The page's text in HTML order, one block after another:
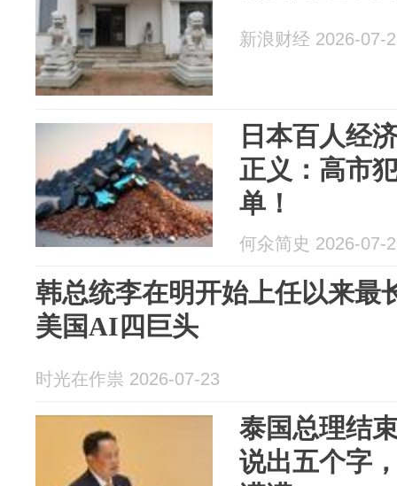
新浪财经 2026-07-
日本百人经
正义：高市
单！
何氽简史 2026-07-
韩总统李在明开始上任以来最
美国AI四巨头
时光在作祟 2026-07-23
泰国总理结
说出五个字